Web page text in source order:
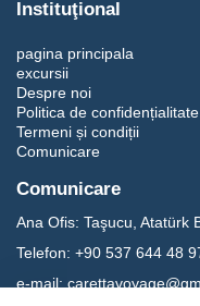
Instituţional
pagina principala
excursii
Despre noi
Politica de confidențialitate
Termeni și condiții
Comunicare
Comunicare
Ana Ofis: Taşucu, Atatürk
Telefon: +90 537 644 48
e-mail: